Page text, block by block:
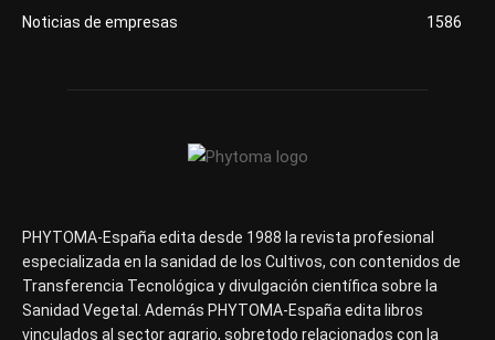
Noticias de empresas
1586
PHYTOMA-España edita desde 1988 la revista profesional
especializada en la sanidad de los Cultivos, con contenidos de
Transferencia Tecnológica y divulgación científica sobre la
Sanidad Vegetal. Además PHYTOMA-España edita libros
vinculados al sector agrario, sobretodo relacionados con la